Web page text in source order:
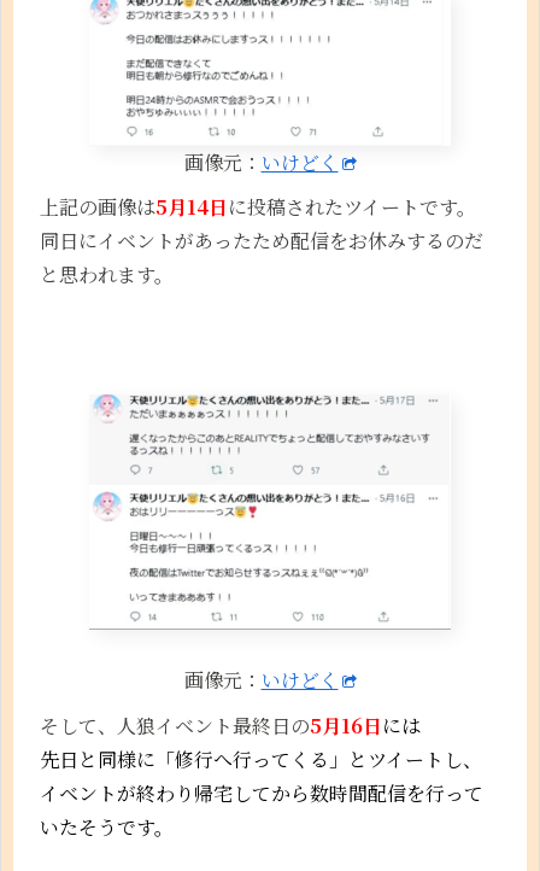
画像元： いけどく
上記の画像は5月14日に投稿されたツイートです。
同日にイベントがあったため配信をお休みするのだ
と思われます。
画像元： いけどく
そして、人狼イベント最終日の5月16日には
先日と同様に「修行へ行ってくる」とツイートし、
イベントが終わり帰宅してから数時間配信を行って
いたそうです。